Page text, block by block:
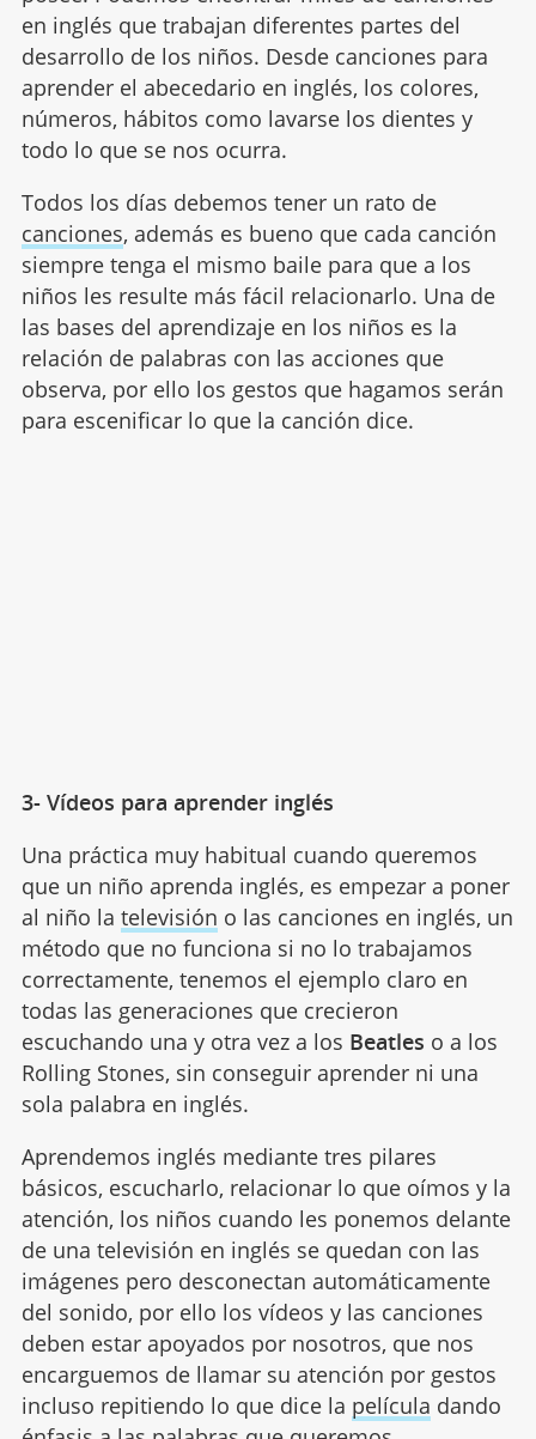
en inglés que trabajan diferentes partes del
desarrollo de los niños. Desde canciones para
aprender el abecedario en inglés, los colores,
números, hábitos como lavarse los dientes y
todo lo que se nos ocurra.
Todos los días debemos tener un rato de
canciones, además es bueno que cada canción
siempre tenga el mismo baile para que a los
niños les resulte más fácil relacionarlo. Una de
las bases del aprendizaje en los niños es la
relación de palabras con las acciones que
observa, por ello los gestos que hagamos serán
para escenificar lo que la canción dice.
3- Vídeos para aprender inglés
Una práctica muy habitual cuando queremos
que un niño aprenda inglés, es empezar a poner
al niño la televisión o las canciones en inglés, un
método que no funciona si no lo trabajamos
correctamente, tenemos el ejemplo claro en
todas las generaciones que crecieron
escuchando una y otra vez a los Beatles o a los
Rolling Stones, sin conseguir aprender ni una
sola palabra en inglés.
Aprendemos inglés mediante tres pilares
básicos, escucharlo, relacionar lo que oímos y la
atención, los niños cuando les ponemos delante
de una televisión en inglés se quedan con las
imágenes pero desconectan automáticamente
del sonido, por ello los vídeos y las canciones
deben estar apoyados por nosotros, que nos
encarguemos de llamar su atención por gestos
incluso repitiendo lo que dice la película dando